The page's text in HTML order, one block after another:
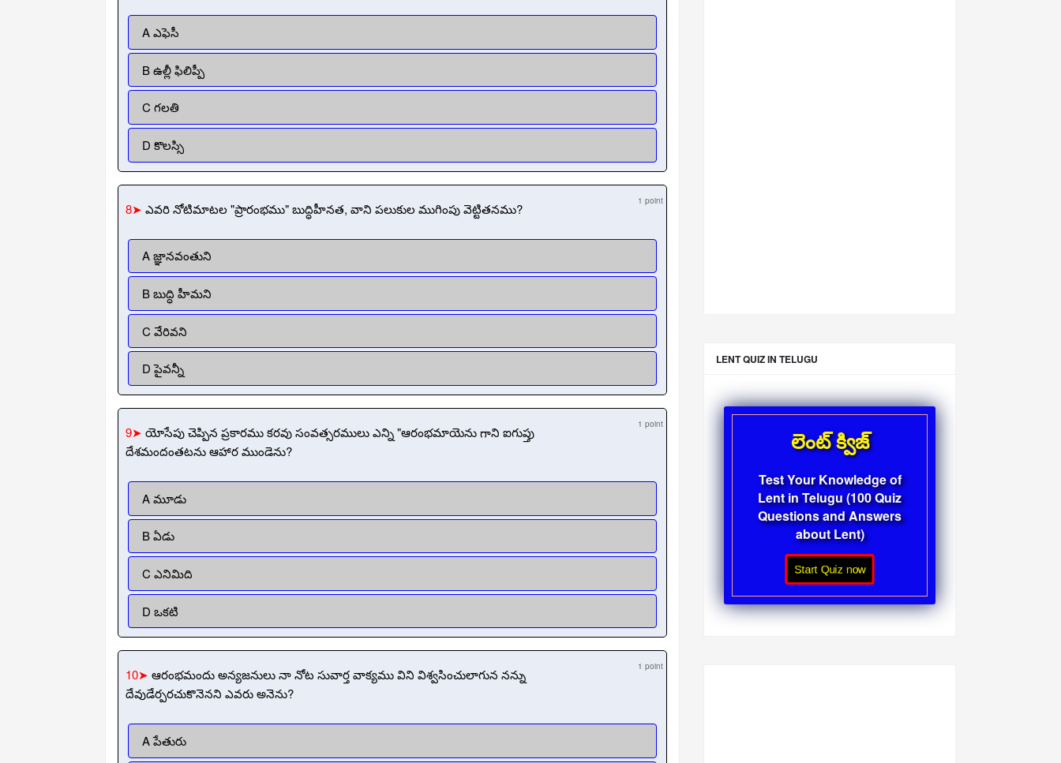
A ఎఫెసీ
B ఉల్లీ ఫిలిప్పీ
C గలతి
D కొలస్సి
8➤ ఎవరి నోటిమాటల "ప్రారంభము" బుద్ధిహీనత, వాని పలుకుల ముగింపు వెట్టితనము? 1 point
A జ్ఞానవంతుని
B బుద్ధి హీమని
C వేరివని
D పైవన్నీ
9➤ యోసేపు చెప్పిన ప్రకారము కరవు సంవత్సరములు ఎన్ని "ఆరంభమాయెను గాని ఐగుప్తు
దేశమందంతటను ఆహార ముండెను?
1 point
A మూడు
B ఏడు
C ఎనిమిది
D ఒకటి
10➤ ఆరంభమందు అన్యజనులు నా నోట సువార్త వాక్యము విని విశ్వసించులాగున నన్ను
దేవుడేర్పరచుకొనెనని ఎవరు అనెను?
1 point
A పేతురు
LENT QUIZ IN TELUGU
లెంట్ క్విజ్
Test Your Knowledge of
Lent in Telugu (100 Quiz
Questions and Answers
about Lent)
Start Quiz now